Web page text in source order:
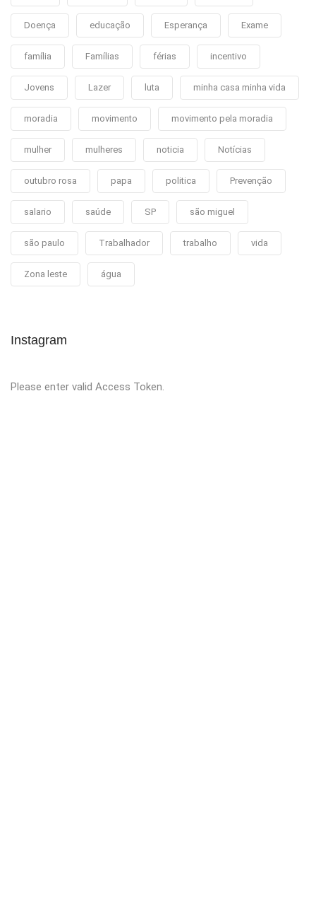
Doença educação Esperança Exame
família Famílias férias incentivo
Jovens Lazer luta minha casa minha vida
moradia movimento movimento pela moradia
mulher mulheres noticia Notícias
outubro rosa papa politica Prevenção
salario saúde SP são miguel
são paulo Trabalhador trabalho vida
Zona leste água
Instagram
Please enter valid Access Token.